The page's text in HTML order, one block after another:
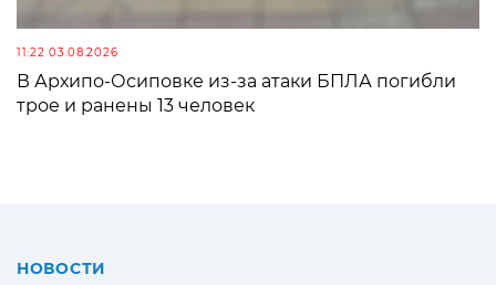
11:22 03.08.2026
В Архипо-Осиповке из-за атаки БПЛА погибли
трое и ранены 13 человек
НОВОСТИ